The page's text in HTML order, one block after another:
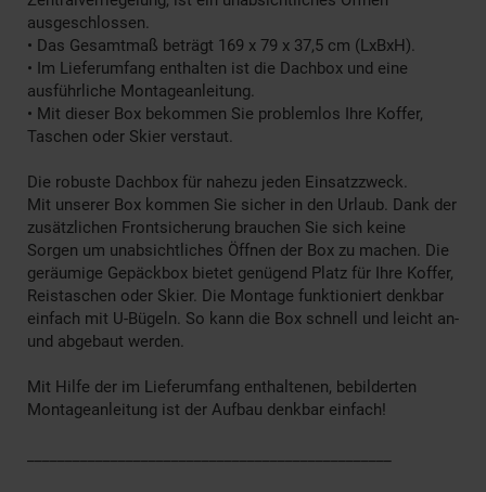
ausgeschlossen.
• Das Gesamtmaß beträgt 169 x 79 x 37,5 cm (LxBxH).
• Im Lieferumfang enthalten ist die Dachbox und eine
ausführliche Montageanleitung.
• Mit dieser Box bekommen Sie problemlos Ihre Koffer,
Taschen oder Skier verstaut.
Die robuste Dachbox für nahezu jeden Einsatzzweck.
Mit unserer Box kommen Sie sicher in den Urlaub. Dank der
zusätzlichen Frontsicherung brauchen Sie sich keine
Sorgen um unabsichtliches Öffnen der Box zu machen. Die
geräumige Gepäckbox bietet genügend Platz für Ihre Koffer,
Reistaschen oder Skier. Die Montage funktioniert denkbar
einfach mit U-Bügeln. So kann die Box schnell und leicht an-
und abgebaut werden.
Mit Hilfe der im Lieferumfang enthaltenen, bebilderten
Montageanleitung ist der Aufbau denkbar einfach!